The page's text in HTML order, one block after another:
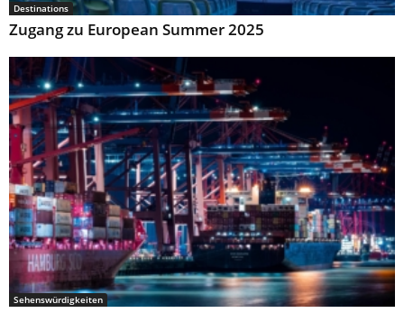
Destinations
Zugang zu European Summer 2025
Sehenswürdigkeiten